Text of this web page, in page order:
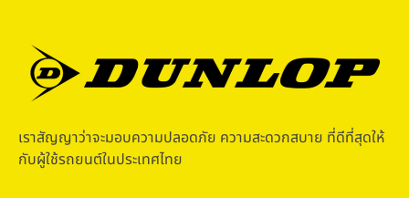
เราสัญญาว่าจะมอบความปลอดภัย ความสะดวกสบาย ที่ดีที่สุดให้
กับผู้ใช้รถยนต์ในประเทศไทย